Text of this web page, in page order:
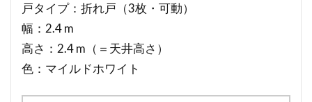
戸タイプ：折れ戸（3枚・可動）
幅：2.4 m
高さ：2.4 m（＝天井高さ）
色：マイルドホワイト